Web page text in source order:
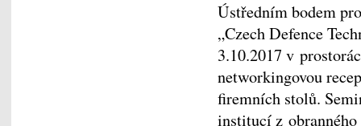
Ústředním bodem
„Czech Defence
3.10.2017 v
networkingovou
firemních stolů.
institucí z